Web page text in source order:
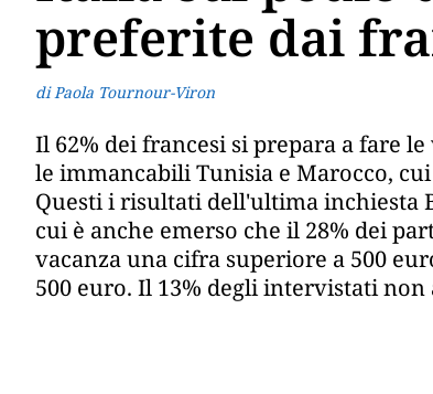
preferite dai
di Paola Tournour-Viron
Il 62% dei francesi si prepara a fare
le immancabili Tunisia e Marocco,
Questi i risultati dell'ultima inchiesta
cui è anche emerso che il 28% dei
vacanza una cifra superiore a 500
500 euro. Il 13% degli intervistati